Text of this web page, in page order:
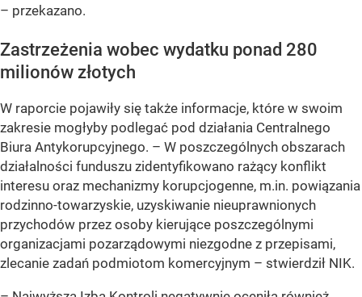
– przekazano.
Zastrzeżenia wobec wydatku ponad 280
milionów złotych
W raporcie pojawiły się także informacje, które w swoim
zakresie mogłyby podlegać pod działania Centralnego
Biura Antykorupcyjnego. – W poszczególnych obszarach
działalności funduszu zidentyfikowano rażący konflikt
interesu oraz mechanizmy korupcjogenne, m.in. powiązania
rodzinno-towarzyskie, uzyskiwanie nieuprawnionych
przychodów przez osoby kierujące poszczególnymi
organizacjami pozarządowymi niezgodne z przepisami,
zlecanie zadań podmiotom komercyjnym – stwierdził NIK.